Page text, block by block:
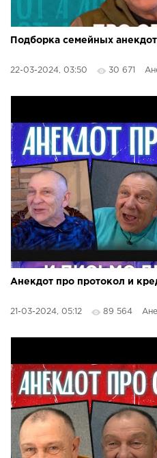
Подборка семейных
22-03-2024, 03:50 30 671
Анекдот про протокол и
21-03-2024, 05:12 89 564